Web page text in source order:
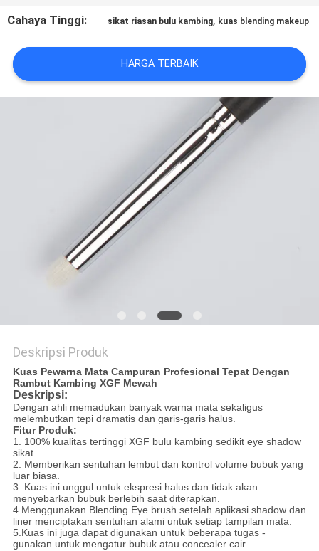
Cahaya Tinggi:
sikat riasan bulu kambing, kuas blending makeup
HARGA TERBAIK
Deskripsi Produk
Kuas Pewarna Mata Campuran Profesional Tepat Dengan
Rambut Kambing XGF Mewah
Deskripsi:
Dengan ahli memadukan banyak warna mata sekaligus
melembutkan tepi dramatis dan garis-garis halus.
Fitur Produk:
1. 100% kualitas tertinggi XGF bulu kambing sedikit eye shadow
sikat.
2. Memberikan sentuhan lembut dan kontrol volume bubuk yang
luar biasa.
3. Kuas ini unggul untuk ekspresi halus dan tidak akan
menyebarkan bubuk berlebih saat diterapkan.
4.Menggunakan Blending Eye brush setelah aplikasi shadow dan
liner menciptakan sentuhan alami untuk setiap tampilan mata.
5.Kuas ini juga dapat digunakan untuk beberapa tugas -
gunakan untuk mengatur bubuk atau concealer cair.